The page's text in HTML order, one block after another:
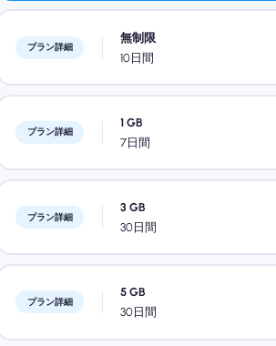
プラン詳細
無制限
10日間
プラン詳細
1 GB
7日間
プラン詳細
3 GB
30日間
プラン詳細
5 GB
30日間